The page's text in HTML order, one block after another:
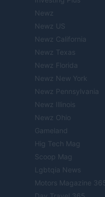
Newz
Newz US
Newz California
Newz Texas
Newz Florida
Newz New York
Newz Pennsylvania
Newz Illinois
Newz Ohio
Gameland
Hig Tech Mag
Scoop Mag
Lgbtqia News
Motors Magazine